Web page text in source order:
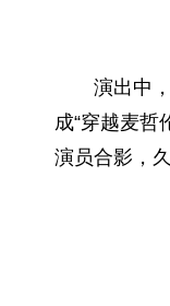
演出中
成“穿越麦
演员合影，